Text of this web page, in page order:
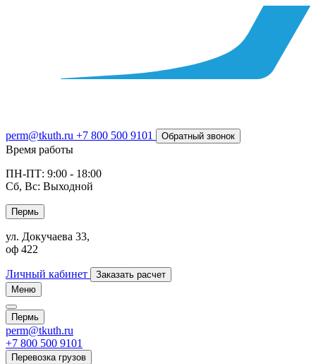
perm@tkuth.ru +7 800 500 9101 Обратный звонок
Время работы
ПН-ПТ: 9:00 - 18:00
Сб, Вс: Выходной
Пермь
ул. Докучаева 33,
оф 422
Личный кабинет
Заказать расчет
Меню
Пермь
perm@tkuth.ru
+7 800 500 9101
Перевозка грузов